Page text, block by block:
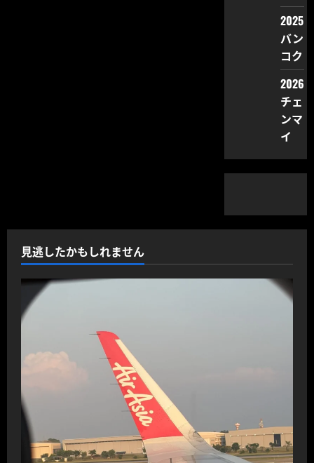
2025
バン
コク
2026
チェ
ンマ
イ
見逃したかもしれません